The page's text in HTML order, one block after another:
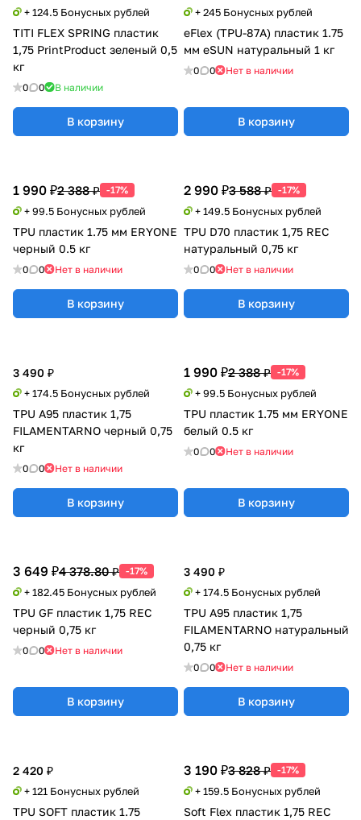
+ 124.5 Бонусных рублей
TITI FLEX SPRING пластик
1,75 PrintProduct зеленый 0,5
кг
0 0 В наличии
В корзину
+ 245 Бонусных рублей
eFlex (TPU-87A) пластик 1.75
мм eSUN натуральный 1 кг
0 0 Нет в наличии
В корзину
1 990 ₽2 388 ₽ -17%
+ 99.5 Бонусных рублей
TPU пластик 1.75 мм ERYONE
черный 0.5 кг
0 0 Нет в наличии
В корзину
2 990 ₽3 588 ₽ -17%
+ 149.5 Бонусных рублей
TPU D70 пластик 1,75 REC
натуральный 0,75 кг
0 0 Нет в наличии
В корзину
3 490 ₽
+ 174.5 Бонусных рублей
TPU A95 пластик 1,75
FILAMENTARNO черный 0,75
кг
0 0 Нет в наличии
В корзину
1 990 ₽2 388 ₽ -17%
+ 99.5 Бонусных рублей
TPU пластик 1.75 мм ERYONE
белый 0.5 кг
0 0 Нет в наличии
В корзину
3 649 ₽4 378.80 ₽ -17%
+ 182.45 Бонусных рублей
TPU GF пластик 1,75 REC
черный 0,75 кг
0 0 Нет в наличии
В корзину
3 490 ₽
+ 174.5 Бонусных рублей
TPU A95 пластик 1,75
FILAMENTARNO натуральный
0,75 кг
0 0 Нет в наличии
В корзину
2 420 ₽
+ 121 Бонусных рублей
TPU SOFT пластик 1.75
3 190 ₽3 828 ₽ -17%
+ 159.5 Бонусных рублей
Soft Flex пластик 1,75 REC